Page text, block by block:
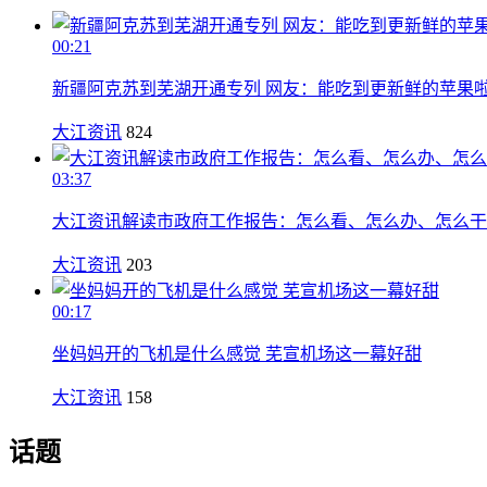
00:21
新疆阿克苏到芜湖开通专列 网友：能吃到更新鲜的苹果
大江资讯 824
03:37
大江资讯解读市政府工作报告：怎么看、怎么办、怎么
大江资讯 203
00:17
坐妈妈开的飞机是什么感觉 芜宣机场这一幕好甜
大江资讯 158
话题